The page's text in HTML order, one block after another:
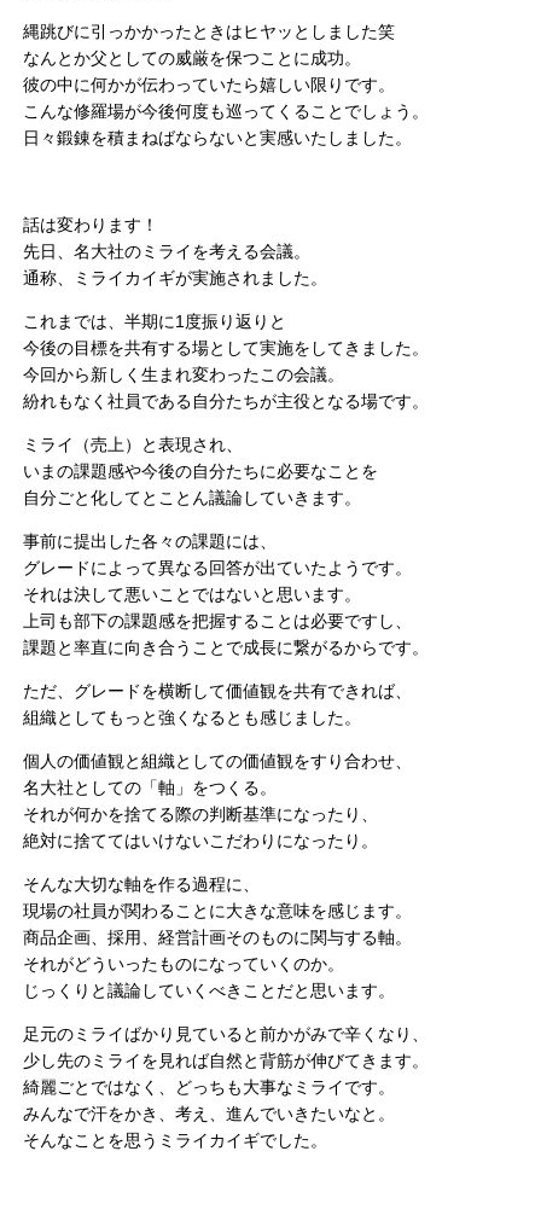
縄跳びに引っかかったときはヒヤッとしました笑
なんとか父としての威厳を保つことに成功。
彼の中に何かが伝わっていたら嬉しい限りです。
こんな修羅場が今後何度も巡ってくることでしょう。
日々鍛錬を積まねばならないと実感いたしました。
話は変わります！
先日、名大社のミライを考える会議。
通称、ミライカイギが実施されました。
これまでは、半期に1度振り返りと
今後の目標を共有する場として実施をしてきました。
今回から新しく生まれ変わったこの会議。
紛れもなく社員である自分たちが主役となる場です。
ミライ（売上）と表現され、
いまの課題感や今後の自分たちに必要なことを
自分ごと化してとことん議論していきます。
事前に提出した各々の課題には、
グレードによって異なる回答が出ていたようです。
それは決して悪いことではないと思います。
上司も部下の課題感を把握することは必要ですし、
課題と率直に向き合うことで成長に繋がるからです。
ただ、グレードを横断して価値観を共有できれば、
組織としてもっと強くなるとも感じました。
個人の価値観と組織としての価値観をすり合わせ、
名大社としての「軸」をつくる。
それが何かを捨てる際の判断基準になったり、
絶対に捨ててはいけないこだわりになったり。
そんな大切な軸を作る過程に、
現場の社員が関わることに大きな意味を感じます。
商品企画、採用、経営計画そのものに関与する軸。
それがどういったものになっていくのか。
じっくりと議論していくべきことだと思います。
足元のミライばかり見ていると前かがみで辛くなり、
少し先のミライを見れば自然と背筋が伸びてきます。
綺麗ごとではなく、どっちも大事なミライです。
みんなで汗をかき、考え、進んでいきたいなと。
そんなことを思うミライカイギでした。